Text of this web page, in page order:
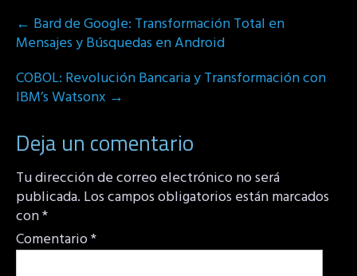
Post
navigation
← Bard de Google: Transformación Total en
Mensajes y Búsquedas en Android
COBOL: Revolución Bancaria y Transformación con
IBM’s Watsonx →
Deja un comentario
Tu dirección de correo electrónico no será
publicada. Los campos obligatorios están marcados
con*
Comentario*